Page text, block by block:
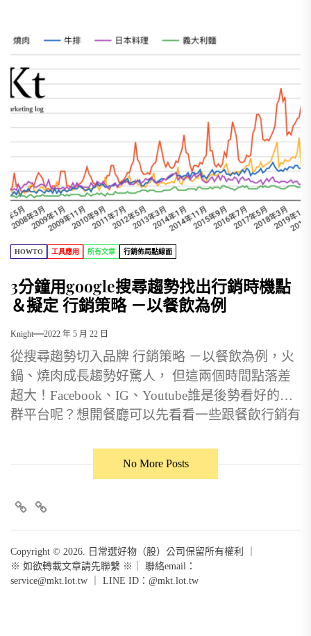
HOWTO 工具應用 所有文章 行銷佈局點線面
3分鐘用google搜尋趨勢找出行銷時機點
＆擬定 行銷策略 －以餐飲為例
Knight 2022 年 5 月 22 日
從搜尋趨勢切入品牌 行銷策略 －以餐飲為例，火
鍋、燒肉成長趨勢好驚人， 但這兩個時間點落差
超大！Facebook、IG、Youtube誰是後勢看好的社
群平台呢？想開餐廳可以先看看一些跟餐飲行銷有
No More Posts
FB +line
Copyright © 2026. 日常選好物（股）公司保留所有權利 ｜
※ 如欲轉載文章請先聯繫 ※｜ 聯絡email：
service@mkt.lot.tw ｜ LINE ID：@mkt.lot.tw